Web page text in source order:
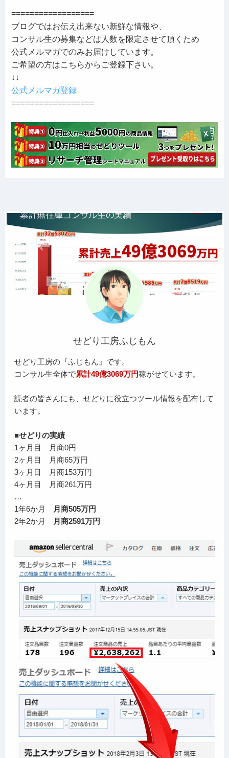
==================
ブログではお伝え出来ない新鮮な情報や、
コンサル生の募集などは人数を限定させて頂くため
公式メルマガでのみお届けしています。
ご希望の方はこちらからご登録下さい。
↓↓
公式メルマガ登録
==================
せどり工房ふじもん
せどり工房の『ふじもん』です。
コンサル生全体で累計49億3069万円稼がせています。
読者の皆さんにも、せどりに役立つツール情報を配布して
います。
■せどりの実績
1ヶ月目 月商0円
2ヶ月目 月商65万円
3ヶ月目 月商153万円
4ヶ月目 月商261万円
…
1年6か月
月商505万円
2年2か月
月商2591万円